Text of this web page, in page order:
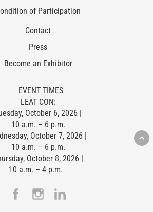
of Participation
Contact
Press
Become an Exhibitor
EVENT TIMES
LEAT CON:
October 6, 2026 |
10 a.m. – 6 p.m.
October 7, 2026 |
10 a.m. – 6 p.m.
October 8, 2026 |
10 a.m. – 4 p.m.